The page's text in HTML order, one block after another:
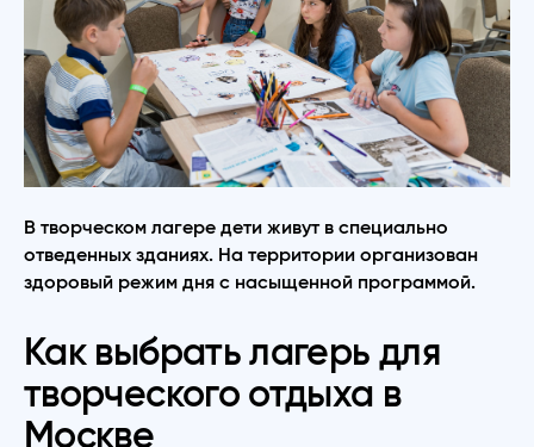
В творческом лагере дети живут в специально
отведенных зданиях. На территории организован
здоровый режим дня с насыщенной программой.
Как выбрать лагерь для
творческого отдыха в
Москве